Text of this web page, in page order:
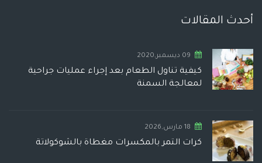
أحدث المقالات
09 ديسمبر,2020
كيفية تناول الطعام بعد إجراء عمليات جراحية
لمعالجة السمنة
18 مارس,2026
كرات التمر بالمكسرات مغطاة بالشوكولاتة